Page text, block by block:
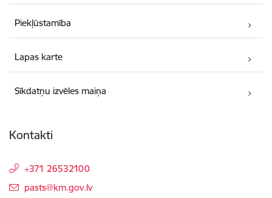
Piekļūstamība
Lapas karte
Sīkdatņu izvēles maiņa
Kontakti
+371 26532100
E-pasts:
pasts@km.gov.lv